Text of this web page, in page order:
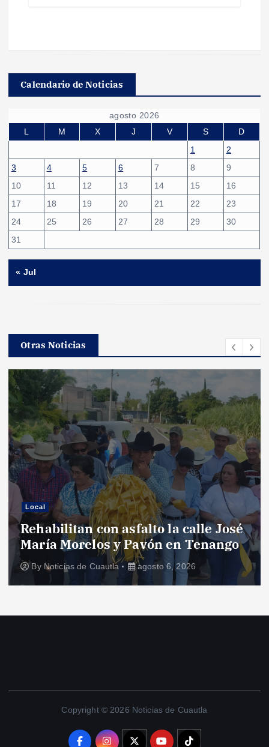
Calendario de Noticias
agosto 2026
L
M X J V S
D
1
2
3
4 5 6 7 8
9
10
11 12 13 14 15
16
17
18 19 20 21 22
23
24
25 26 27 28 29
30
31
« Jul
Otras Noticias
Local
Rehabilitan con asfalto la calle José
María Morelos y Pavón en Tenango
By Noticias de Cuautla agosto 6, 2026
Copyright © 2026 Noticias de Cuautla